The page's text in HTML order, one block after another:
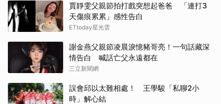
賈靜雯父親節拍打戲突想起爸爸 「連打3
天傷痕累累」感性告白
ETtoday星光雲
謝金燕父親節凌晨淚憶豬哥亮！一句話藏深
情告白 喊話亡父永遠都在
三立新聞網
誤會邱以太難相處！ 王學駿「私聊2小
時」解心結